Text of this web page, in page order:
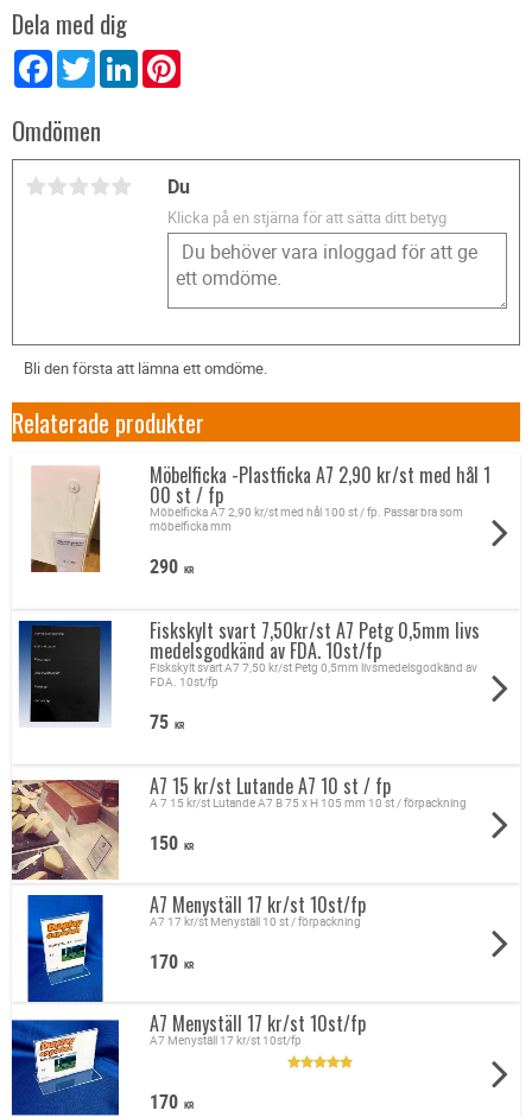
Dela med dig
FacebookTwitter LinkedIn
Omdömen
Du
Klicka på en stjärna för att sätta ditt betyg
Bli den första att lämna ett omdöme.
Relaterade produkter
Möbelficka -Plastficka A7 2,90 kr/st med hål 1
00 st / fp
Möbelficka A7 2,90 kr/st med hål 100 st / fp. Passar bra som
möbelficka mm
290 KR
Fiskskylt svart 7,50kr/st A7 Petg 0,5mm livs
medelsgodkänd av FDA. 10st/fp
Fiskskylt svart A7 7,50 kr/st Petg 0,5mm livsmedelsgodkänd av
FDA. 10st/fp
75 KR
A7 15 kr/st Lutande A7 10 st / fp
A 7 15 kr/st Lutande A7 B 75 x H 105 mm 10 st / förpackning
150 KR
A7 Menyställ 17 kr/st 10st/fp
A7 17 kr/st Menyställ 10 st / förpackning
170 KR
A7 Menyställ 17 kr/st 10st/fp
A7 Menyställ 17 kr/st 10st/fp
170 KR